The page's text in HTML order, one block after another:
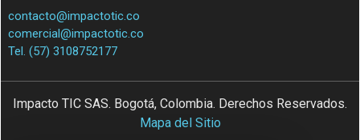
contacto@impactotic.co
comercial@impactotic.co
Tel. (57) 3108752177
Impacto TIC SAS. Bogotá, Colombia. Derechos Reservados.
Mapa del Sitio